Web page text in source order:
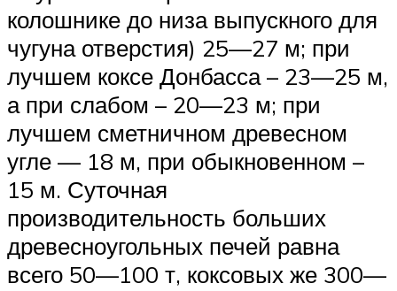
колошнике до низа выпускного для
чугуна отверстия) 25—27 м; при
лучшем коксе Донбасса – 23—25 м,
а при слабом – 20—23 м; при
лучшем сметничном древесном
угле — 18 м, при обыкновенном –
15 м. Суточная
производительность больших
древесноугольных печей равна
всего 50—100 т, коксовых же 300—